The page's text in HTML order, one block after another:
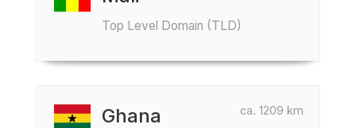
Top Level Domain (TLD)
ca. 1209 km
Ghana